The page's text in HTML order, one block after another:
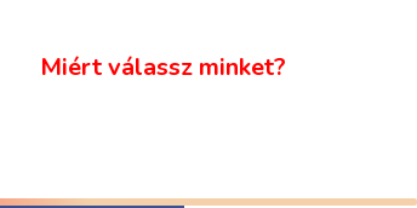
Miért válassz minket?